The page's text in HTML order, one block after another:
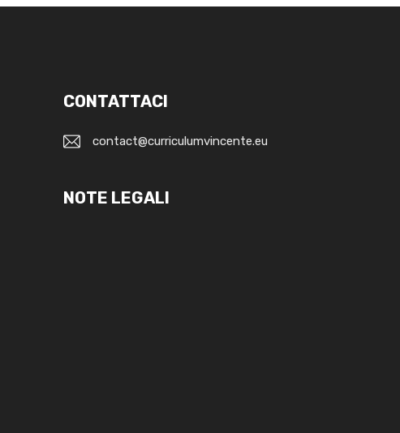
CONTATTACI
contact@curriculumvincente.eu
NOTE LEGALI